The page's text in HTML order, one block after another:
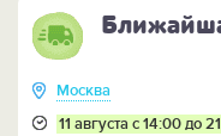
Москва
11 августа с 14:00 до